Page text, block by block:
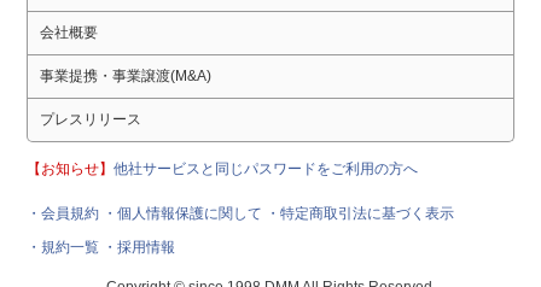
会社概要
事業提携・事業譲渡(M&A)
プレスリリース
【お知らせ】他社サービスと同じパスワードをご利用の方へ
・会員規約 ・個人情報保護に関して
・特定商取引法に基づく表示
・規約一覧 ・採用情報